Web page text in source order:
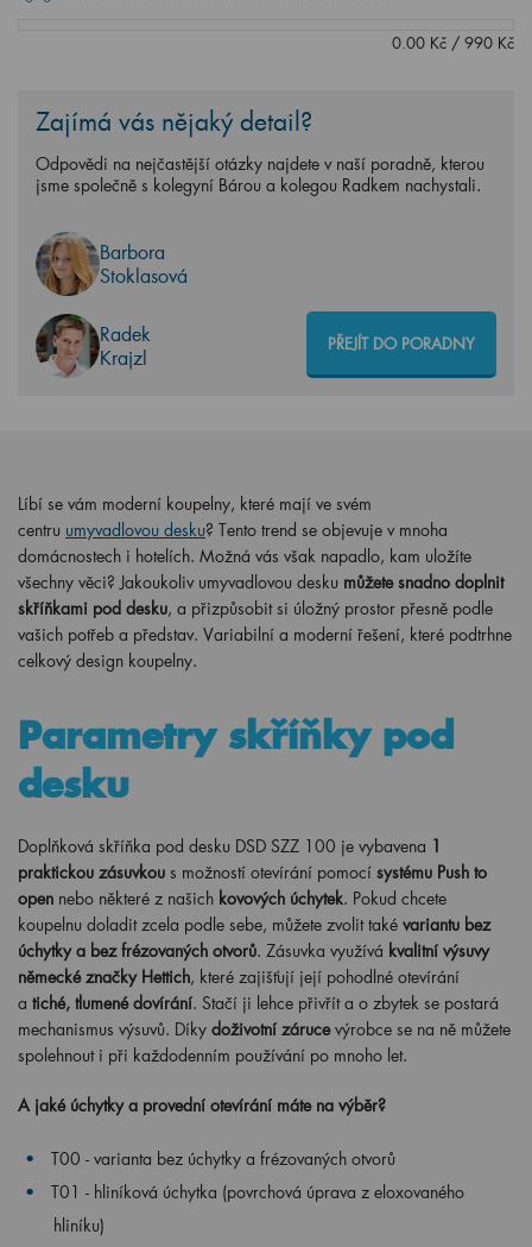
0.00 Kč / 990 Kč
Zajímá vás nějaký detail?
Odpovědi na nejčastější otázky najdete v naší poradně, kterou
jsme společně s kolegyní Bárou a kolegou Radkem nachystali.
Barbora
Stoklasová
Radek
Krajzl
PŘEJÍT DO PORADNY
Líbí se vám moderní koupelny, které mají ve svém
centru umyvadlovou desku? Tento trend se objevuje v mnoha
domácnostech i hotelích. Možná vás však napadlo, kam uložíte
všechny věci? Jakoukoliv umyvadlovou desku můžete snadno doplnit
skříňkami pod desku, a přizpůsobit si úložný prostor přesně podle
vašich potřeb a představ. Variabilní a moderní řešení, které podtrhne
celkový design koupelny.
Parametry skříňky pod
desku
Doplňková skříňka pod desku DSD SZZ 100 je vybavena 1
praktickou zásuvkou s možností otevírání pomocí systému Push to
open nebo některé z našich kovových úchytek. Pokud chcete
koupelnu doladit zcela podle sebe, můžete zvolit také variantu bez
úchytky a bez frézovaných otvorů. Zásuvka využívá kvalitní výsuvy
německé značky Hettich, které zajišťují její pohodlné otevírání
a tiché, tlumené dovírání. Stačí ji lehce přivřít a o zbytek se postará
mechanismus výsuvů. Díky doživotní záruce výrobce se na ně můžete
spolehnout i při každodenním používání po mnoho let.
A jaké úchytky a provední otevírání máte na výběr?
T00 - varianta bez úchytky a frézovaných otvorů
T01 - hliníková úchytka (povrchová úprava z eloxovaného
hliníku)